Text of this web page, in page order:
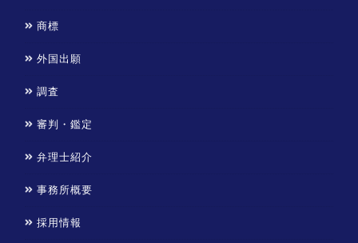
商標
外国出願
調査
審判・鑑定
弁理士紹介
事務所概要
採用情報